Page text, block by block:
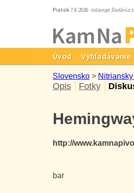
Piatok7.8.2026 oslavuje Štefánia
Kam Na
Úvod Vyhľadávanie
Slovensko >
Opis Fotky
http://
bar